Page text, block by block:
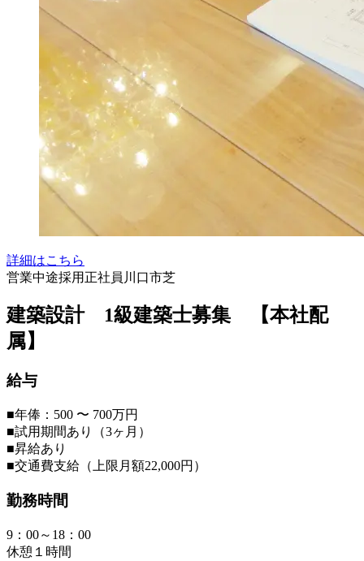
詳細はこちら
営業中途採用 正社員 川口市芝
建築設計 1級建築士募集 【本社配
属】
給与
■年俸：500 〜 700万円
■試用期間あり（3ヶ月）
■昇給あり
■交通費支給（上限月額22,000円）
勤務時間
9：00～18：00
休憩１時間